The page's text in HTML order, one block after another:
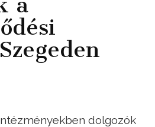
dolgozók